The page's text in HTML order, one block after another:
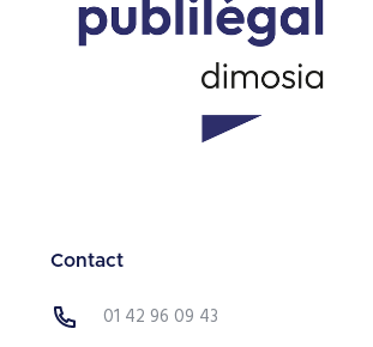
Contact
01 42 96 09 43